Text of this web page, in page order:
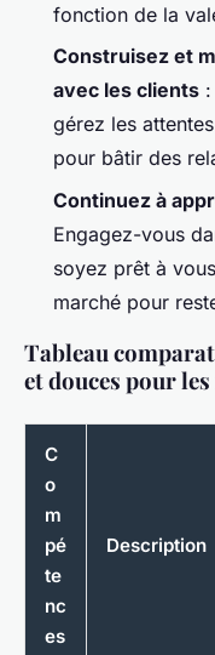
fonction de la
Construisez et
avec les clients
gérez les
pour bâtir des
Continuez à
Engagez-vous
soyez prêt à
marché pour
Tableau
et douces pour
C
o
m
pé
te
nc
es
Description